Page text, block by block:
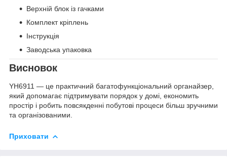
Верхній блок із гачками
Комплект кріплень
Інструкція
Заводська упаковка
Висновок
YH6911 — це практичний багатофункціональний органайзер,
який допомагає підтримувати порядок у домі, економить
простір і робить повсякденні побутові процеси більш зручними
та організованими.
Приховати